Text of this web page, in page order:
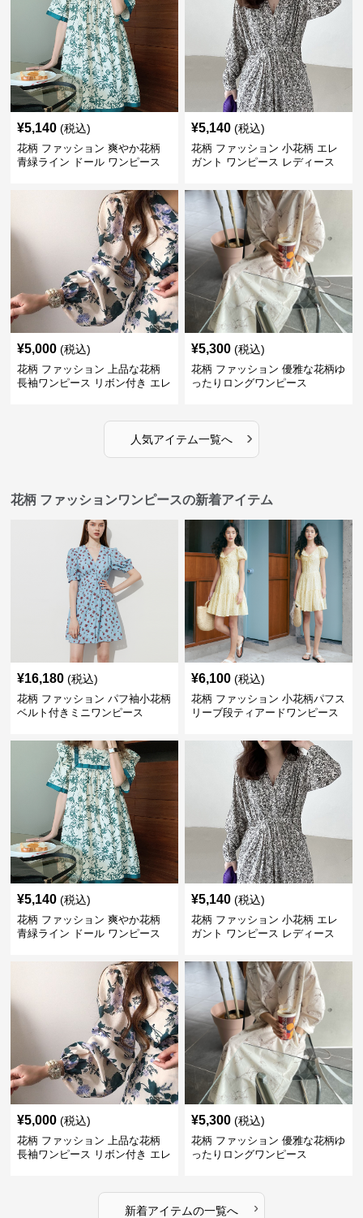
¥5,140 (税込)
花柄 ファッション 爽やか花柄
青緑ライン ドール ワンピース
¥5,140 (税込)
花柄 ファッション 小花柄 エレ
ガント ワンピース レディース
¥5,000 (税込)
花柄 ファッション 上品な花柄
長袖ワンピース リボン付き エレ
¥5,300 (税込)
花柄 ファッション 優雅な花柄ゆ
ったりロングワンピース
人気アイテム一覧へ ›
花柄 ファッションワンピースの新着アイテム
¥16,180 (税込)
花柄 ファッション パフ袖小花柄
ベルト付きミニワンピース
¥6,100 (税込)
花柄 ファッション 小花柄パフス
リーブ段ティアードワンピース
¥5,140 (税込)
花柄 ファッション 爽やか花柄
青緑ライン ドール ワンピース
¥5,140 (税込)
花柄 ファッション 小花柄 エレ
ガント ワンピース レディース
¥5,000 (税込)
花柄 ファッション 上品な花柄
長袖ワンピース リボン付き エレ
¥5,300 (税込)
花柄 ファッション 優雅な花柄ゆ
ったりロングワンピース
新着アイテムの一覧へ ›